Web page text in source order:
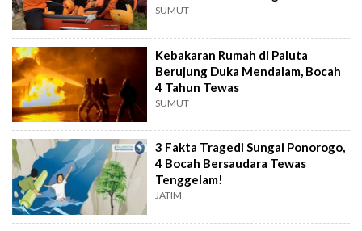
SUMUT
Kebakaran Rumah di Paluta
Berujung Duka Mendalam, Bocah
4 Tahun Tewas
SUMUT
3 Fakta Tragedi Sungai Ponorogo,
4 Bocah Bersaudara Tewas
Tenggelam!
JATIM